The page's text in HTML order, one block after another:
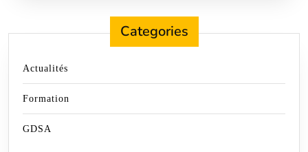
Categories
Actualités
Formation
GDSA